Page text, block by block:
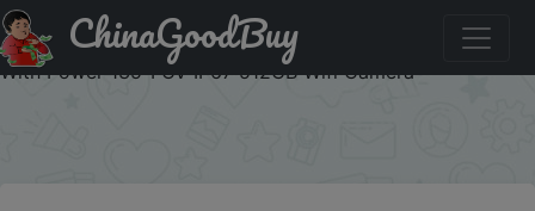
Купити по знижці 11UA40 Baseus Security S1 Lite Wireless
Outdoor Camera 4-Cam Solar Security Camera 2K Clarity
With Power 135°FOV IP67 512GB Wifi Camera
ChinaGoodBuy